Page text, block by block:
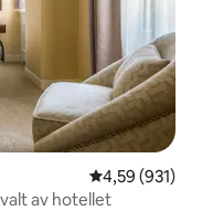
4,59 av 5 i
4,59 (931)
av hotellet